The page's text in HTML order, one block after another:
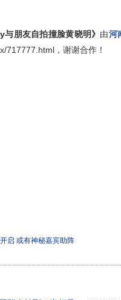
朋友自拍撞脸黄晓明》 由河
717777.html，谢谢合作！
启 或有神秘嘉宾助阵